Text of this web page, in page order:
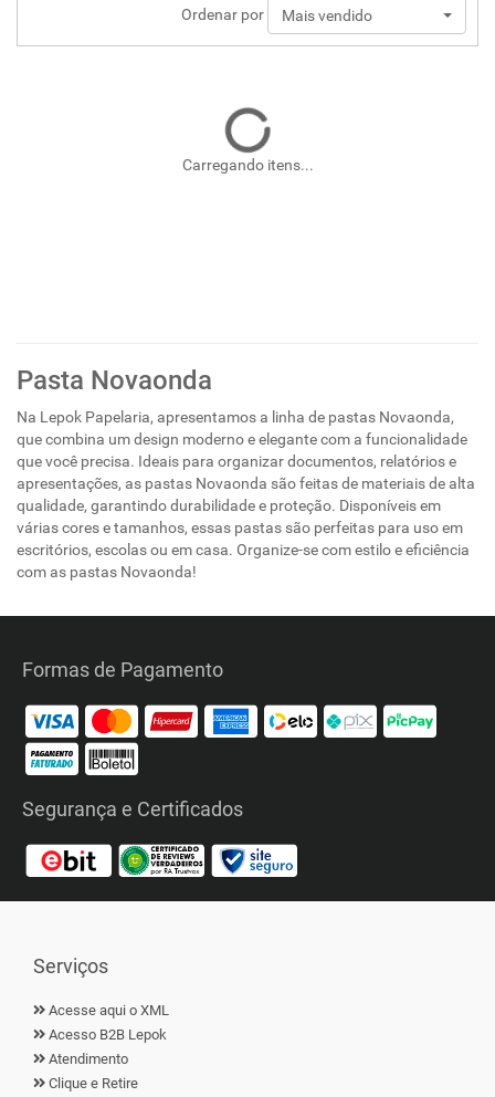
Ordenar por Mais vendido
Carregando itens...
Pasta Novaonda
Na Lepok Papelaria, apresentamos a linha de pastas Novaonda,
que combina um design moderno e elegante com a funcionalidade
que você precisa. Ideais para organizar documentos, relatórios e
apresentações, as pastas Novaonda são feitas de materiais de alta
qualidade, garantindo durabilidade e proteção. Disponíveis em
várias cores e tamanhos, essas pastas são perfeitas para uso em
escritórios, escolas ou em casa. Organize-se com estilo e eficiência
com as pastas Novaonda!
Formas de Pagamento
Segurança e Certificados
Serviços
Acesse aqui o XML
Acesso B2B Lepok
Atendimento
Clique e Retire